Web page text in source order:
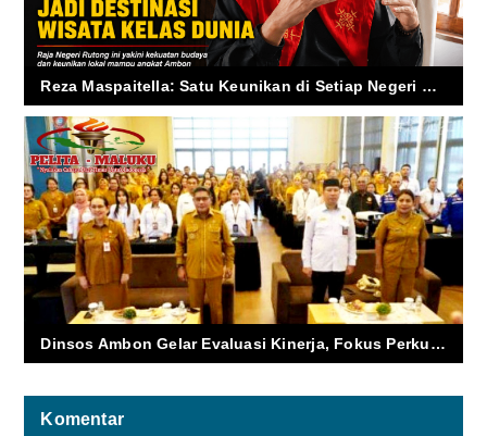
Reza Maspaitella: Satu Keunikan di Setiap Negeri Bisa Ubah Ambon Jadi Destinasi Wisata Kelas Dunia
Dinsos Ambon Gelar Evaluasi Kinerja, Fokus Perkuat Program Pengentasan Kemiskinan
Komentar